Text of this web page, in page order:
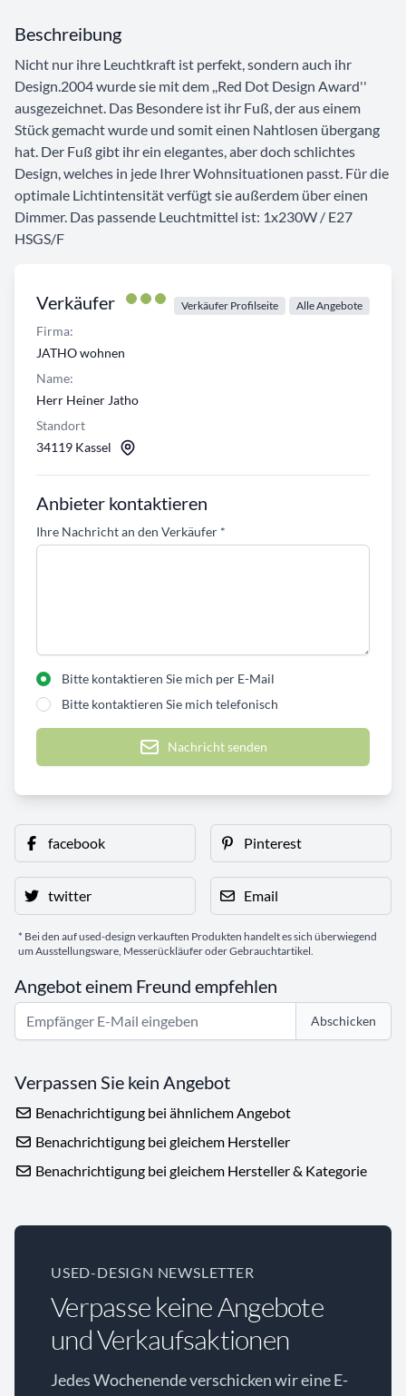
Verkäufer Verkäufer Profilseite Alle Angebote
Firma:
JATHO wohnen
Name:
Herr Heiner Jatho
Standort
34119 Kassel
Anbieter kontaktieren
Ihre Nachricht an den Verkäufer *
Bitte kontaktieren Sie mich per E-Mail
Bitte kontaktieren Sie mich telefonisch
Nachricht senden
Beschreibung
Nicht nur ihre Leuchtkraft ist perfekt, sondern auch ihr
Design.2004 wurde sie mit dem ,,Red Dot Design Award''
ausgezeichnet. Das Besondere ist ihr Fuß, der aus einem
Stück gemacht wurde und somit einen Nahtlosen übergang
hat. Der Fuß gibt ihr ein elegantes, aber doch schlichtes
Design, welches in jede Ihrer Wohnsituationen passt. Für die
optimale Lichtintensität verfügt sie außerdem über einen
Dimmer. Das passende Leuchtmittel ist: 1x230W / E27
HSGS/F
facebook Pinterest
twitter Email
* Bei den auf used-design verkauften Produkten handelt es sich überwiegend
um Ausstellungsware, Messerückläufer oder Gebrauchtartikel.
Angebot einem Freund empfehlen
Abschicken
Verpassen Sie kein Angebot
Benachrichtigung bei ähnlichem Angebot
Benachrichtigung bei gleichem Hersteller
Benachrichtigung bei gleichem Hersteller & Kategorie
USED-DESIGN NEWSLETTER
Verpasse keine Angebote
und Verkaufsaktionen
Jedes Wochenende verschicken wir eine E-